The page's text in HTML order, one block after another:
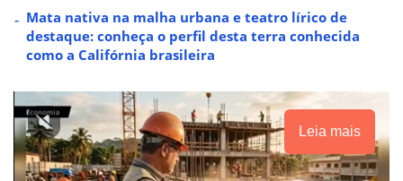
Mata nativa na malha urbana e teatro lírico de
destaque: conheça o perfil desta terra conhecida
como a Califórnia brasileira
Leia mais